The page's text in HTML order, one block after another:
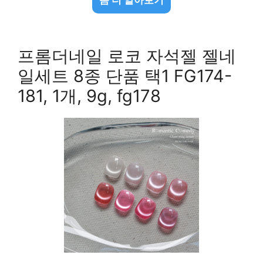
프롬더네일 로코 자석젤 젤네
일세트 8종 단품 택1 FG174-
181, 1개, 9g, fg178